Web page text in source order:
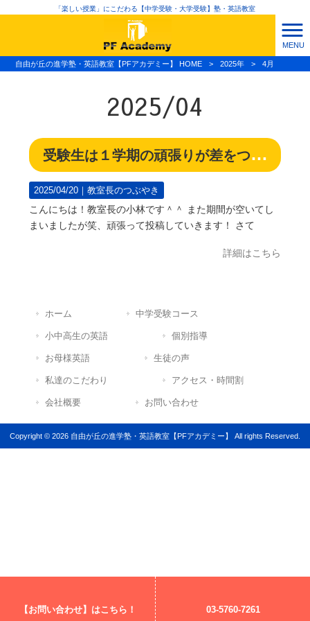
「楽しい授業」にこだわる【中学受験・大学受験】塾・英語教室
MENU
自由が丘の進学塾・英語教室【PFアカデミー】 HOME > 2025年 > 4月
2025/04
受験生は１学期の頑張りが差をつける！
2025/04/20｜教室長のつぶやき
こんにちは！教室長の小林です＾＾ また期間が空いてし
まいましたが笑、頑張って投稿していきます！ さて
詳細はこちら
ホーム 中学受験コース
小中高生の英語 個別指導
お母様英語 生徒の声
私達のこだわり アクセス・時間割
会社概要 お問い合わせ
Copyright © 2026 自由が丘の進学塾・英語教室【PFアカデミー】 All rights Reserved.
【お問い合わせ】はこちら！ 03-5760-7261